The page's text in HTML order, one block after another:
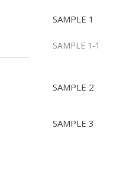
SAMPLE 1
SAMPLE 1-1
SAMPLE 2
SAMPLE 3